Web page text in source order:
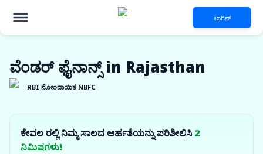
ಲಾಗಿನ್
ವೆಂಡರ್ ಫೈನಾನ್ಸ್ in Rajasthan
RBI ನೋಂದಾಯಿತ NBFC
ಕೇವಲ ರಲ್ಲಿ ನಿಮ್ಮ ಸಾಲದ ಅರ್ಹತೆಯನ್ನು ಪರಿಶೀಲಿಸಿ2
ನಿಮಿಷಗಳು!